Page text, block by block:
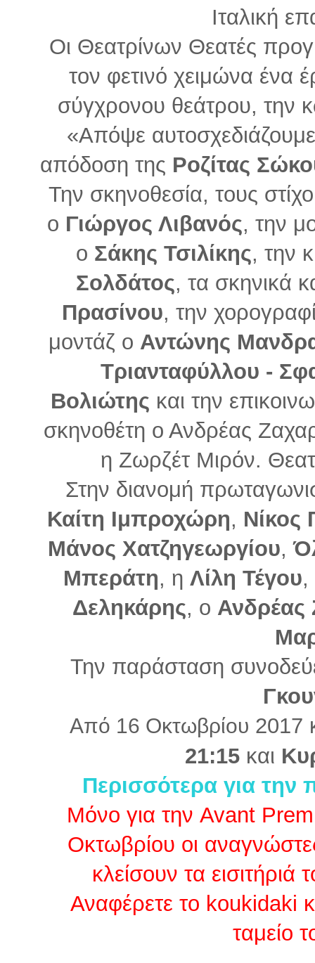
Ιταλική
Οι Θεατρίνων Θεατές
τον φετινό χειμώνα ένα
σύγχρονου θεάτρου, την
«Απόψε
απόδοση της Ροζίτας
Την σκηνοθεσία, τους
ο Γιώργος Λιβανός, την
ο Σάκης Τσιλίκης, την
Σολδάτος, τα σκηνικά
Πρασίνου, την
μοντάζ ο Αντώνης
Τριανταφύλλου -
Βολιώτης και την
σκηνοθέτη ο Ανδρέας
η Ζωρζέτ Μιρόν.
Στην διανομή
Καίτη Ιμπροχώρη, Νίκος
Μάνος Χατζηγεωργίου,
Μπεράτη, η Λίλη Τέγου
Δεληκάρης, ο Ανδρέας
Την παράσταση
Από 16 Οκτωβρίου 2017
21:15 και
Περισσότερα για την
Μόνο για την Avant
Οκτωβρίου οι
κλείσουν τα
Αναφέρετε το koukidaki
ταμείο